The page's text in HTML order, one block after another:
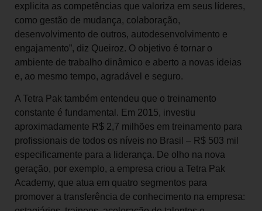
explicita as competências que valoriza em seus líderes,
como gestão de mudança, colaboração,
desenvolvimento de outros, autodesenvolvimento e
engajamento”, diz Queiroz. O objetivo é tornar o
ambiente de trabalho dinâmico e aberto a novas ideias
e, ao mesmo tempo, agradável e seguro.
A Tetra Pak também entendeu que o treinamento
constante é fundamental. Em 2015, investiu
aproximadamente R$ 2,7 milhões em treinamento para
profissionais de todos os níveis no Brasil – R$ 503 mil
especificamente para a liderança. De olho na nova
geração, por exemplo, a empresa criou a Tetra Pak
Academy, que atua em quatro segmentos para
promover a transferência de conhecimento na empresa: